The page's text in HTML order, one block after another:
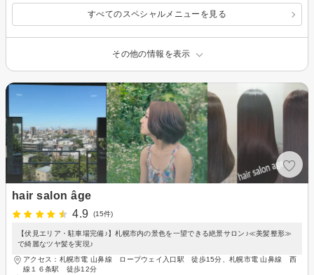
すべてのスペシャルメニューを見る
その他の情報を表示
hair salon âge
4.9
(15件)
【伏見エリア・駐車場完備♪】札幌市内の景色を一望できる絶景サロン♪≪美髪整形≫
で綺麗なツヤ髪を実現♪
アクセス：札幌市電 山鼻線 ロープウェイ入口駅 徒歩15分、札幌市電 山鼻線 西
線１６条駅 徒歩12分